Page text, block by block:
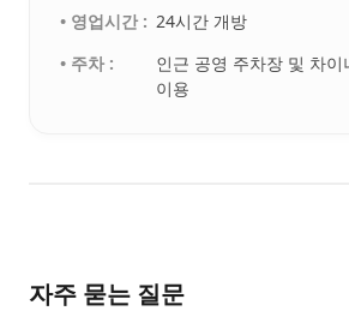
• 영업시간 : 24시간 개방
• 주차 :
인근 공영 주차장 및 차
이용
자주 묻는 질문